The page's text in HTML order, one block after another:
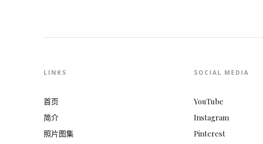
LINKS
首页
简介
照片图集
SOCIAL MEDIA
YouTube
Instagram
Pinterest